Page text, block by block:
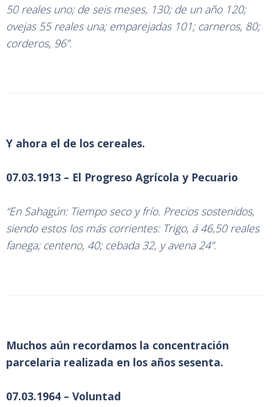
50 reales uno; de seis meses, 130; de un año 120;
ovejas 55 reales una; emparejadas 101; carneros, 80;
corderos, 96”.
Y ahora el de los cereales.
07.03.1913 – El Progreso Agrícola y Pecuario
“En Sahagún: Tiempo seco y frío. Precios sostenidos,
siendo estos los más corrientes: Trigo, á 46,50 reales
fanega; centeno, 40; cebada 32, y avena 24”.
Muchos aún recordamos la concentración
parcelaria realizada en los años sesenta.
07.03.1964 – Voluntad